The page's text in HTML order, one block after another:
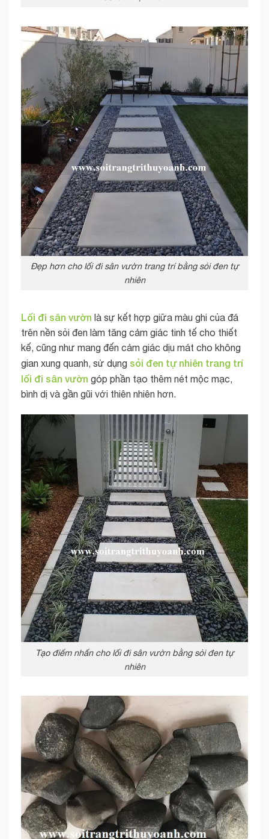
Đẹp hơn cho lối đi sân vườn trang trí bằng sỏi đen tự
nhiên
Lối đi sân vườn là sự kết hợp giữa màu ghi của đá
trên nền sỏi đen làm tăng cảm giác tinh tế cho thiết
kế, cũng như mang đến cảm giác dịu mát cho không
gian xung quanh, sử dụng sỏi đen tự nhiên trang trí
lối đi sân vườn góp phần tạo thêm nét mộc mạc,
bình dị và gần gũi với thiên nhiên hơn.
Tạo điểm nhấn cho lối đi sân vườn bằng sỏi đen tự
nhiên